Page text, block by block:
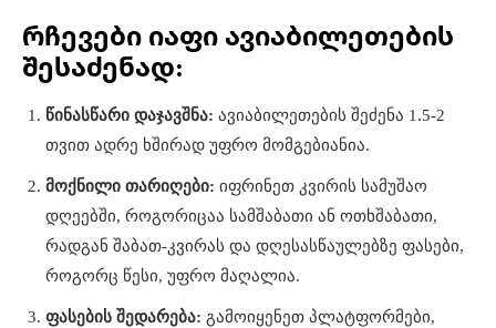
რჩევები იაფი ავიაბილეთების
შესაძენად:
წინასწარი დაჯავშნა: ავიაბილეთების შეძენა 1.5-2
თვით ადრე ხშირად უფრო მომგებიანია.
მოქნილი თარიღები: იფრინეთ კვირის სამუშაო
დღეებში, როგორიცაა სამშაბათი ან ოთხშაბათი,
რადგან შაბათ-კვირას და დღესასწაულებზე ფასები,
როგორც წესი, უფრო მაღალია.
ფასების შედარება: გამოიყენეთ პლატფორმები,